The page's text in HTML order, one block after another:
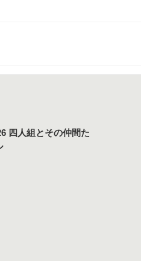
四人組とその仲間た